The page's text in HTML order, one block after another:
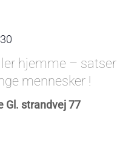
hjemme – satser
mennesker !
Gl. strandvej 77